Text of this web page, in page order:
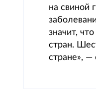
на свиной
значит,
стран.
стране», —